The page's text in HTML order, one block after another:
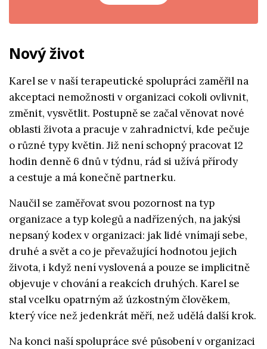
Nový život
Karel se v naší terapeutické spolupráci zaměřil na
akceptaci nemožnosti v organizaci cokoli ovlivnit,
změnit, vysvětlit. Postupně se začal věnovat nové
oblasti života a pracuje v zahradnictví, kde pečuje
o různé typy květin. Již není schopný pracovat 12
hodin denně 6 dnů v týdnu, rád si užívá přírody
a cestuje a má konečně partnerku.
Naučil se zaměřovat svou pozornost na typ
organizace a typ kolegů a nadřízených, na jakýsi
nepsaný kodex v organizaci: jak lidé vnímají sebe,
druhé a svět a co je převažující hodnotou jejich
života, i když není vyslovená a pouze se implicitně
objevuje v chování a reakcích druhých. Karel se
stal vcelku opatrným až úzkostným člověkem,
který více než jedenkrát měří, než udělá další krok.
Na konci naší spolupráce své působení v organizaci